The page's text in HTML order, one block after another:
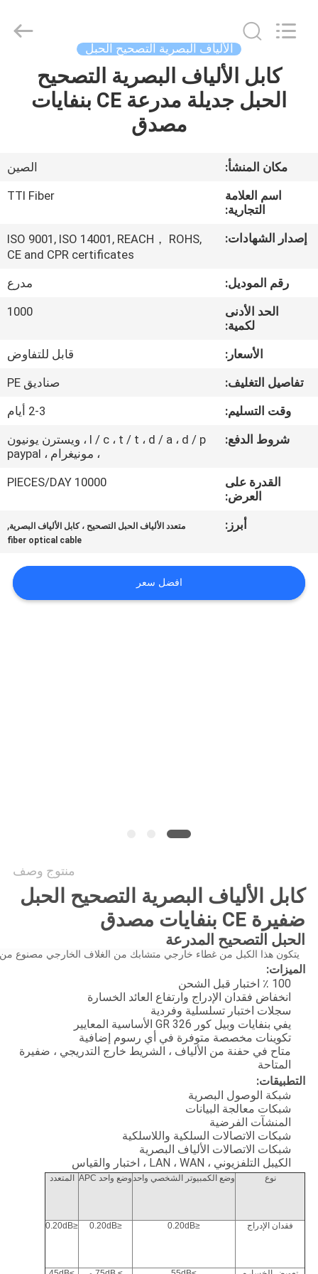
الصفحة
الرئيسية
معلومات
المعمل
مراقبة
الجودة
اتصل
اطلب
خريطة
الموقع
الألياف البصرية التصحيح الحبل
كابل الألياف البصرية التصحيح
الحبل جديلة مدرعة CE بنفايات
مصدق
مكان المنشأ:
الصين
اسم العلامة
التجارية:
TTI Fiber
إصدار الشهادات:
ISO 9001, ISO 14001, REACH， ROHS,
CE and CPR certificates
رقم الموديل:
مدرع
الحد الأدنى
لكمية:
1000
الأسعار:
قابل للتفاوض
تفاصيل التغليف:
صناديق PE
وقت التسليم:
2-3 أيام
شروط الدفع:
l / c ، t / t ، d / a ، d / p ، ويسترن يونيون
، مونيغرام ، paypal
القدرة على
العرض:
10000 PIECES/DAY
أبرز: متعدد الألياف الحبل التصحيح ، كابل الألياف البصرية,
fiber optical cable
افضل سعر
منتوج وصف
كابل الألياف البصرية التصحيح الحبل
ضفيرة CE بنفايات مصدق
الحبل التصحيح المدرعة
يتكون هذا الكبل من غطاء خارجي متشابك من الغلاف الخارجي مصنوع من
الميزات:
100 ٪ اختبار قبل الشحن
انخفاض فقدان الإدراج وارتفاع العائد الخسارة
سجلات اختبار تسلسلية وفردية
يفي بنفايات وبيل كور GR 326 الأساسية المعايير
تكوينات مخصصة متوفرة في أي رسوم إضافية
متاح في حفنة من الألياف ، الشريط خارج التدريجي ، ضفيرة
المتاحة
التطبيقات:
شبكة الوصول البصرية
شبكات معالجة البيانات
المنشآت الفرضية
شبكات الاتصالات السلكية واللاسلكية
شبكات الاتصالات الألياف البصرية
الكيبل التلفزيوني ، LAN ، WAN ، اختبار والقياس
نوع وضع الكمبيوتر الشخصي واحدوضع واحد APC المتعدد
فقدان الإدراج ≤0.20dB
≤0.20dB
≤0.20dB